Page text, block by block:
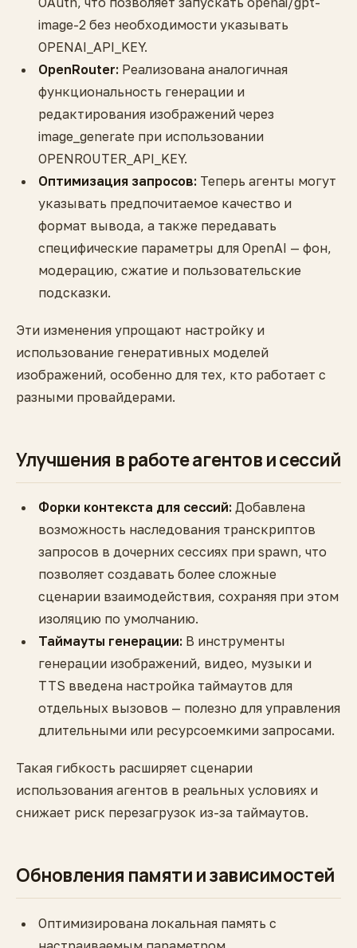
image-2 без необходимости указывать
OPENAI_API_KEY.
OpenRouter: Реализована аналогичная
функциональность генерации и
редактирования изображений через
image_generate при использовании
OPENROUTER_API_KEY.
Оптимизация запросов: Теперь агенты могут
указывать предпочитаемое качество и
формат вывода, а также передавать
специфические параметры для OpenAI — фон,
модерацию, сжатие и пользовательские
подсказки.
Эти изменения упрощают настройку и
использование генеративных моделей
изображений, особенно для тех, кто работает с
разными провайдерами.
Улучшения в работе агентов и сессий
Форки контекста для сессий: Добавлена
возможность наследования транскриптов
запросов в дочерних сессиях при spawn, что
позволяет создавать более сложные
сценарии взаимодействия, сохраняя при этом
изоляцию по умолчанию.
Таймауты генерации: В инструменты
генерации изображений, видео, музыки и
TTS введена настройка таймаутов для
отдельных вызовов — полезно для управления
длительными или ресурсоемкими запросами.
Такая гибкость расширяет сценарии
использования агентов в реальных условиях и
снижает риск перезагрузок из-за таймаутов.
Обновления памяти и зависимостей
Оптимизирована локальная память с